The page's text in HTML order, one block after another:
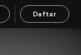
Daftar